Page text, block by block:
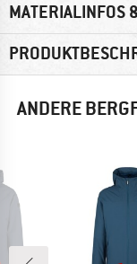
MATERIALINFOS
ANDERE